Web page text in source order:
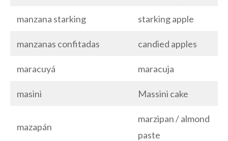
manzana starking starking apple
manzanas confitadas candied apples
maracuyá maracuja
masini Massini cake
mazapán
marzipan / almond
paste